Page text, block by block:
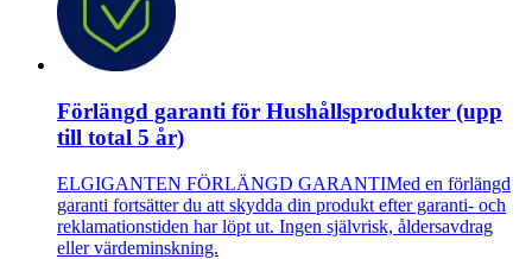
Förlängd garanti för Hushållsprodukter (upp
till total 5 år)
ELGIGANTEN FÖRLÄNGD GARANTIMed en förlängd
garanti fortsätter du att skydda din produkt efter garanti- och
reklamationstiden har löpt ut. Ingen självrisk, åldersavdrag
eller värdeminskning.